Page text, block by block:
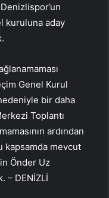
kuruluna aday
Genel Kurul
nedeniyle bir daha
Toplantı
ardından
kapsamda mevcut
Önder Uz
– DENİZLİ